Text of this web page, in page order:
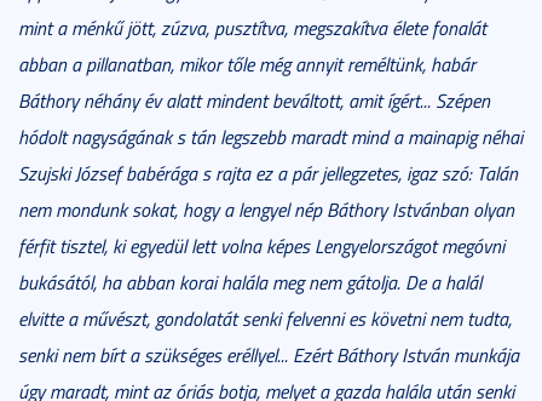
mint a ménkű jött, zúzva, pusztítva, megszakítva élete fonalát
abban a pillanatban, mikor tőle még annyit reméltünk, habár
Báthory néhány év alatt mindent beváltott, amit ígért... Szépen
hódolt nagyságának s tán legszebb maradt mind a mainapig néhai
Szujski József babérága s rajta ez a pár jellegzetes, igaz szó: Talán
nem mondunk sokat, hogy a lengyel nép Báthory Istvánban olyan
férfit tisztel, ki egyedül lett volna képes Lengyelországot megóvni
bukásától, ha abban korai halála meg nem gátolja. De a halál
elvitte a művészt, gondolatát senki felvenni es követni nem tudta,
senki nem bírt a szükséges eréllyel... Ezért Báthory István munkája
úgy maradt, mint az óriás botja, melyet a gazda halála után senki